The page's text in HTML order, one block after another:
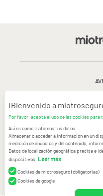
© Copyright miotroseguro.com 2026.
Images designed byFreepik
¡Bienvenido a
Por favor, acepta el uso de las cookies
Así es como tratamos tus datos:
Almacenar o acceder a información en un
medición de anuncios y del contenido,
Datos de localización geográfica precisa e
dispositivos. Leer más
Cookies de miotroseguro (obligatorias)
Cookies de google